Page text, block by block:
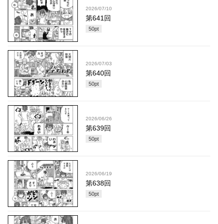
2026/07/10
第641回
50pt
2026/07/03
第640回
50pt
2026/06/26
第639回
50pt
2026/06/19
第638回
50pt